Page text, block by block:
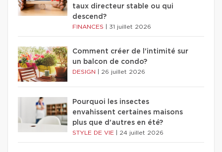
taux directeur stable ou qui
descend?
FINANCES 31 juillet 2026
Comment créer de l'intimité sur
un balcon de condo?
DESIGN 26 juillet 2026
Pourquoi les insectes
envahissent certaines maisons
plus que d'autres en été?
STYLE DE VIE 24 juillet 2026